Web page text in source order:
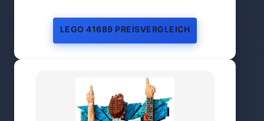
LEGO 41689 PREISVERGLEICH